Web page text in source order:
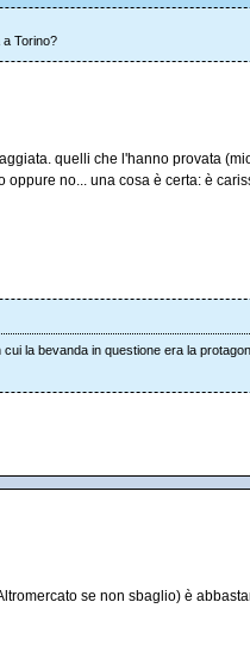
Torino?
quelli che l'hanno provata
no... una cosa è certa: è
la bevanda in questione era la
se non sbaglio) è